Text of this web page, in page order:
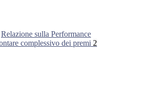
Relazione sulla Performance
complessivo dei premi 2